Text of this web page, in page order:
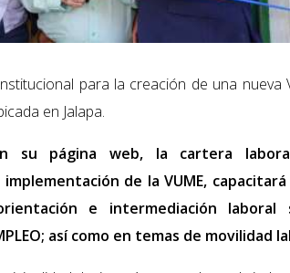
para la creación de una nueva
en Jalapa.
su página web, la cartera
de la VUME,
e intermediación
así como en temas de movilidad